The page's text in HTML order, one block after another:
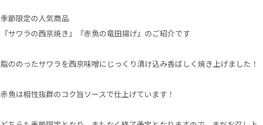
季節限定の人気商品
『サワラの西京焼き』『赤魚の竜田揚げ』のご紹介です
脂ののったサワラを西京味噌にじっくり漬け込み香ばしく焼き上げました！
赤魚は相性抜群のコク旨ソースで仕上げています！